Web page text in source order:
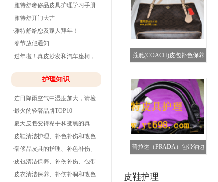
年。
·雅特舒奢侈品皮具护理学习手册
·雅特舒开门大吉
·雅特舒给您及家人拜年！
·春节放假通知
·过年啦！真皮沙发和汽车座椅，
护理知识
·连日降雨空气中湿度加大，请检
查下你的皮衣
·最火的轻奢品牌TOP10
·夏天皮包变得粘手和变黑的真
相！
·皮鞋清洁护理、补色补伤和改色
翻新！
·奢侈品皮具的护理、补色补伤、
包带油边和翻
·皮包清洁保养、补伤补伤、包带
洞边和改色翻
·皮衣清洁保养、补伤补洞和改色
蔻驰(COACH)皮包补色保养
普拉达（PRADA）包带油边
皮鞋护理